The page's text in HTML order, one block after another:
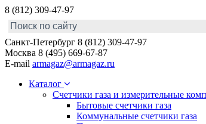
8 (812) 309-47-97
Санкт-Петербург 8 (812) 309-47-97
Москва 8 (495) 669-67-87
E-mail armagaz@armagaz.ru
Каталог
Счетчики газа и измерительные
Бытовые счетчики газа
Коммунальные счетчики газа